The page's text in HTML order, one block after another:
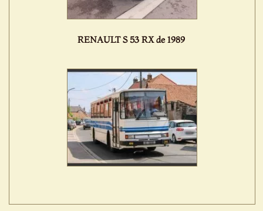
RENAULT S 53 RX de 1989